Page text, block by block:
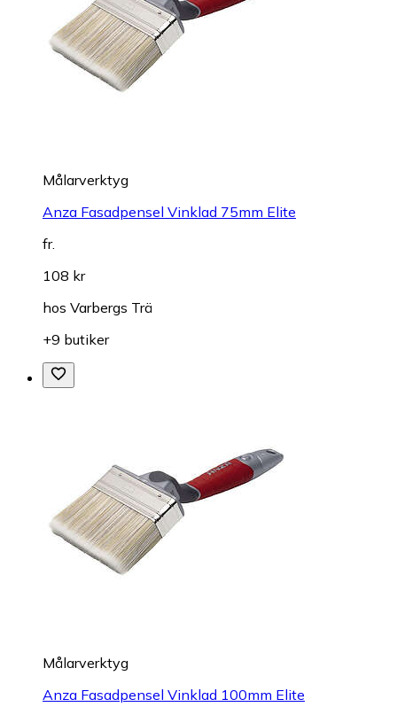
Målarverktyg
Anza Fasadpensel Vinklad 75mm Elite
fr.
108 kr
hos Varbergs Trä
+9 butiker
Målarverktyg
Anza Fasadpensel Vinklad 100mm Elite